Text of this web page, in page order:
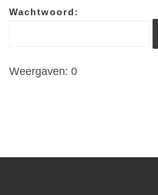
Wachtwoord:
Weergaven: 0